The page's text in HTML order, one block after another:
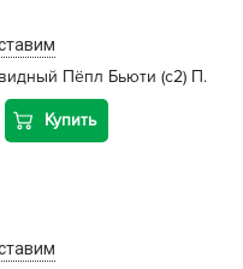
Пёпл Бьюти (с2) П.
Купить